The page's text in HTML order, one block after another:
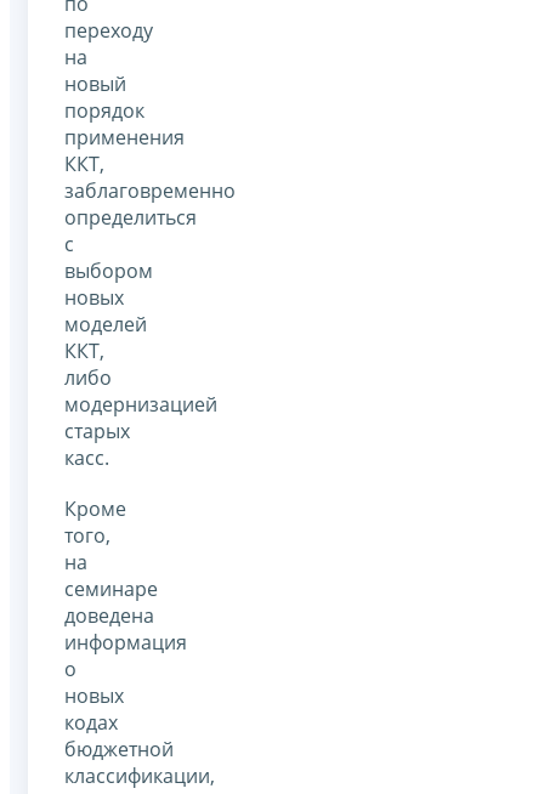
переходу
на
новый
порядок
применения
ККТ,
заблаговременно
определиться
с
выбором
новых
моделей
ККТ,
либо
модернизацией
старых
касс.
Кроме
того,
на
семинаре
доведена
информация
о
новых
кодах
бюджетной
классификации,